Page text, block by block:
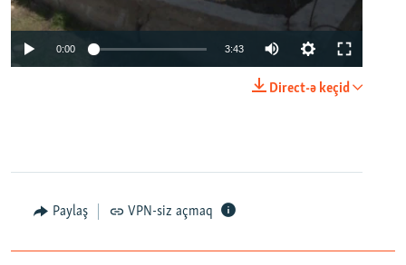
0:00 3:43
Direct-ə keçid
Paylaş VPN-siz açmaq